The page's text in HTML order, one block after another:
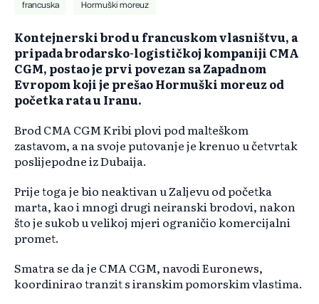
francuska Hormuški moreuz
Kontejnerski brod u francuskom vlasništvu, a
pripada brodarsko-logističkoj kompaniji CMA
CGM, postao je prvi povezan sa Zapadnom
Evropom koji je prešao Hormuški moreuz od
početka rata u Iranu.
Brod CMA CGM Kribi plovi pod malteškom
zastavom, a na svoje putovanje je krenuo u četvrtak
poslijepodne iz Dubaija.
Prije toga je bio neaktivan u Zaljevu od početka
marta, kao i mnogi drugi neiranski brodovi, nakon
što je sukob u velikoj mjeri ograničio komercijalni
promet.
Smatra se da je CMA CGM, navodi Euronews,
koordinirao tranzit s iranskim pomorskim vlastima.